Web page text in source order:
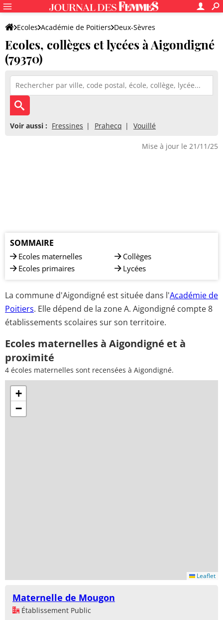
Ecoles Académie de Poitiers Deux-Sèvres
Ecoles, collèges et lycées à Aigondigné
(79370)
Voir aussi : Fressines Prahecq Vouillé
Mise à jour le 21/11/25
SOMMAIRE
Ecoles maternelles
Ecoles primaires
Collèges
Lycées
La commune d'Aigondigné est située dans l'Académie de
Poitiers. Elle dépend de la zone A. Aigondigné compte 8
établissements scolaires sur son territoire.
Ecoles maternelles à Aigondigné et à
proximité
4 écoles maternelles sont recensées à Aigondigné.
+
−
Leaflet
Maternelle de Mougon
Établissement Public